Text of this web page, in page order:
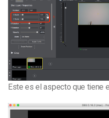
Este es el aspecto que tiene